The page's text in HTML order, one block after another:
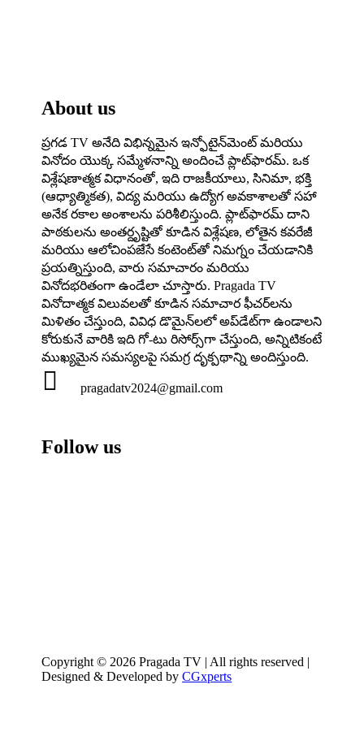
About us
ప్రగడ TV అనేది విభిన్నమైన ఇన్ఫోటైన్‌మెంట్ మరియు
వినోదం యొక్క సమ్మేళనాన్ని అందించే ప్లాట్‌ఫారమ్. ఒక
విశ్లేషణాత్మక విధానంతో, ఇది రాజకీయాలు, సినిమా, భక్తి
(ఆధ్యాత్మికత), విద్య మరియు ఉద్యోగ అవకాశాలతో సహా
అనేక రకాల అంశాలను పరిశీలిస్తుంది. ప్లాట్‌ఫారమ్ దాని
పాఠకులను అంతర్దృష్టితో కూడిన విశ్లేషణ, లోతైన కవరేజీ
మరియు ఆలోచింపజేసే కంటెంట్‌తో నిమగ్నం చేయడానికి
ప్రయత్నిస్తుంది, వారు సమాచారం మరియు
వినోదభరితంగా ఉండేలా చూస్తారు. Pragada TV
వినోదాత్మక విలువలతో కూడిన సమాచార ఫీచర్‌లను
మిళితం చేస్తుంది, వివిధ డొమైన్‌లలో అప్‌డేట్‌గా ఉండాలని
కోరుకునే వారికి ఇది గో-టు రిసోర్స్‌గా చేస్తుంది, అన్నిటికంటే
ముఖ్యమైన సమస్యలపై సమగ్ర దృక్పథాన్ని అందిస్తుంది.
 pragadatv2024@gmail.com
Follow us
Copyright © 2026 Pragada TV | All rights reserved |
Designed & Developed byCGxperts